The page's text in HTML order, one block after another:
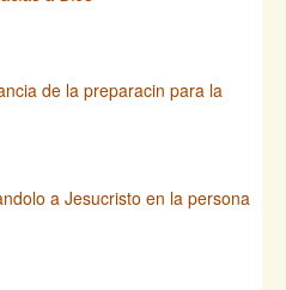
de la preparacin para la
a Jesucristo en la persona